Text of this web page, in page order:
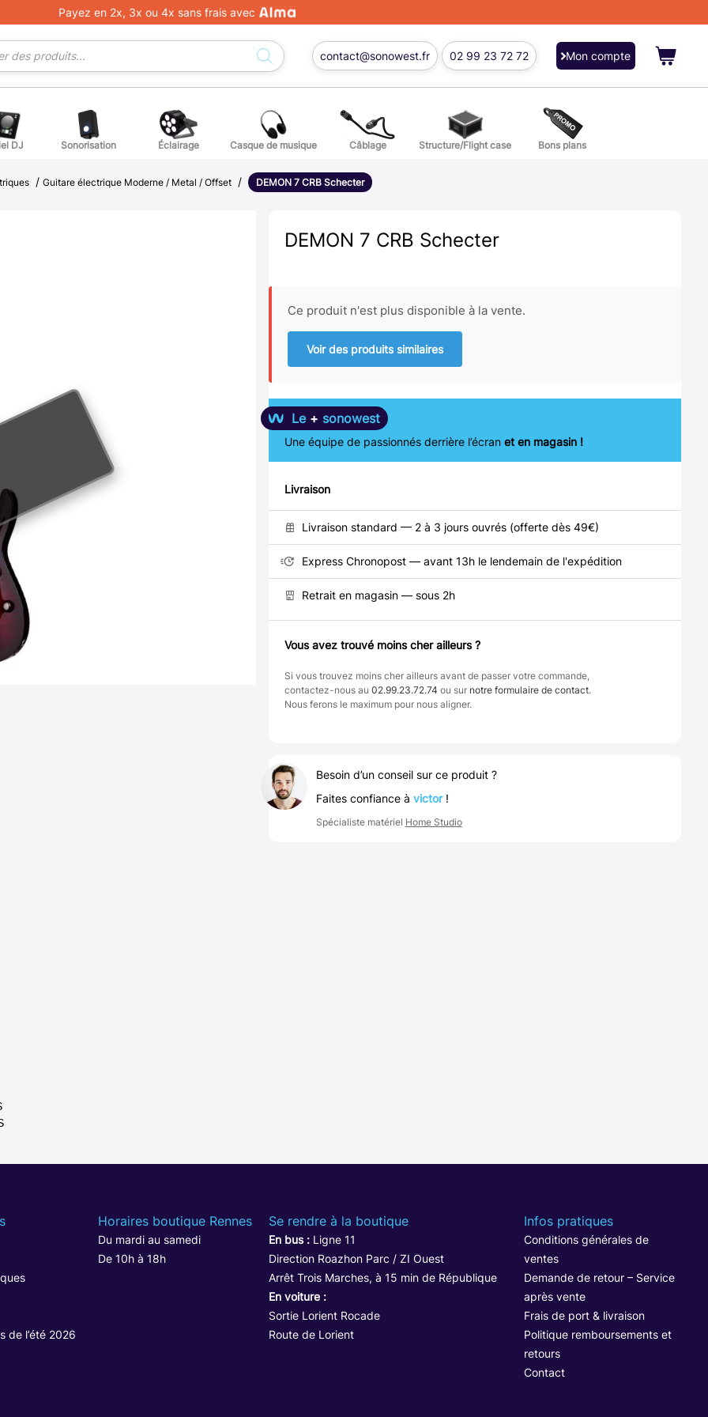
Payez en 2x, 3x ou 4x sans frais avec
contact@sonowest.fr 02 99 23 72 72 Mon compte
voix Percussions
DJ
DJ
Sonorisation Éclairage Casque de musique Câblage Structure/Flight case Bons plans
/ Guitare électrique Moderne / Metal / Offset / DEMON 7 CRB Schecter
DEMON 7 CRB Schecter
Ce produit n'est plus disponible à la vente.
Voir des produits similaires
Le + sonowest
Une équipe de passionnés derrière l’écran et en magasin !
Livraison
Livraison standard — 2 à 3 jours ouvrés (offerte dès 49€)
Express Chronopost — avant 13h le lendemain de l'expédition
Retrait en magasin — sous 2h
Vous avez trouvé moins cher ailleurs ?
Si vous trouvez moins cher ailleurs avant de passer votre commande,
contactez-nous au 02.99.23.72.74 ou sur notre formulaire de contact.
Nous ferons le maximum pour nous aligner.
Besoin d’un conseil sur ce produit ?
Faites confiance à victor!
Spécialiste matériel Home Studio
de l’été 2026
Horaires boutique Rennes
Du mardi au samedi
De 10h à 18h
Se rendre à la boutique
En bus :Ligne 11
Direction Roazhon Parc / ZI Ouest
Arrêt Trois Marches, à 15 min de République
En voiture :
Sortie Lorient Rocade
Route de Lorient
Infos pratiques
Conditions générales de
ventes
Demande de retour – Service
après vente
Frais de port & livraison
Politique remboursements et
retours
Contact